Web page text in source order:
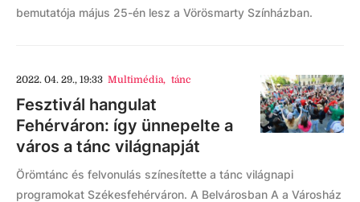
bemutatója május 25-én lesz a Vörösmarty Színházban.
2022. 04. 29., 19:33 Multimédia, tánc
Fesztivál hangulat
Fehérváron: így ünnepelte a
város a tánc világnapját
Örömtánc és felvonulás színesítette a tánc világnapi
programokat Székesfehérváron. A Belvárosban A a Városház